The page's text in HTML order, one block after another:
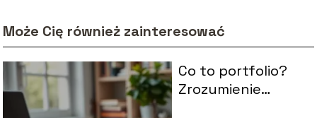
Może Cię również zainteresować
Co to portfolio?
Zrozumienie